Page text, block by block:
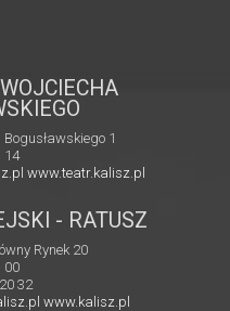
1
14
www.teatr.kalisz.pl
- RATUSZ
Rynek 20
00
32
www.kalisz.pl